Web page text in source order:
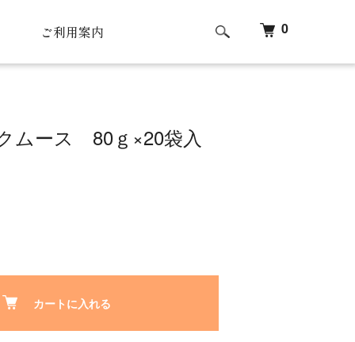
ご利用案内 0
ムース 80ｇ×20袋入
カートに入れる